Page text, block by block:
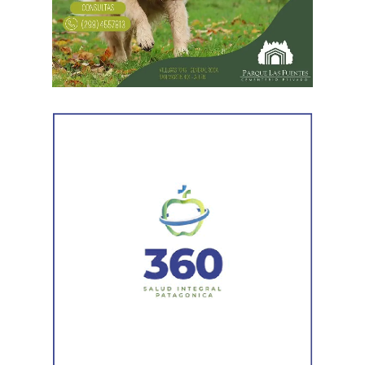
acompañamiento institucional para presentar el potencial
de Río Negro.
el Estado», indicó Aguiar, al tiempo que agregó que «no
se puede garantizar la eficacia del Estado con
trabajadores precarizados».
que los salarios se actualicen por IPC y además se hayan
El Secretario General de ATE Nacional destacó que «se
han verificado afiliaciones masivas. Cientos de
trabajadores de todos los ministerios y organismos
públicos provinciales se están afiliando. Esa confianza
que están depositando en el sindicato es fundamental